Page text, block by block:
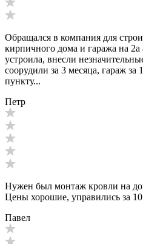
Обращался в компания для
кирпичного дома и гаража на
устроила, внесли
соорудили за 3 месяца, гараж за
пункту...
Петр
Нужен был монтаж кровли на
Цены хорошие, управились за
Павел